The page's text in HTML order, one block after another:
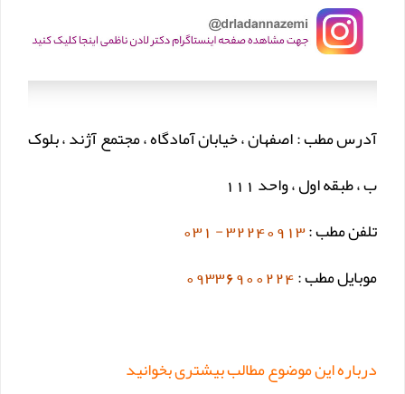
آدرس مطب : اصفهان ، خیابان آمادگاه ، مجتمع آژند ، بلوک
ب ، طبقه اول ، واحد 111
تلفن مطب :32240913 - 031
موبایل مطب :09336900224
درباره این موضوع مطالب بیشتری بخوانید